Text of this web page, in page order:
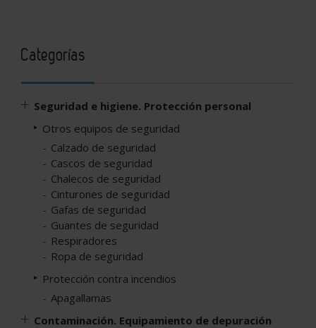
Categorías
Seguridad e higiene. Protección personal
Otros equipos de seguridad
Calzado de seguridad
Cascos de seguridad
Chalecos de seguridad
Cinturones de seguridad
Gafas de seguridad
Guantes de seguridad
Respiradores
Ropa de seguridad
Protección contra incendios
Apagallamas
Contaminación. Equipamiento de depuración